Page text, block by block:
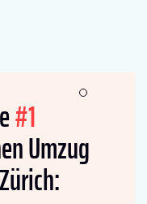
#1
Umzug